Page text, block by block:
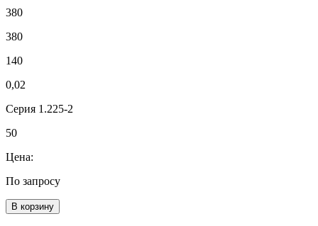
380
380
140
0,02
Серия 1.225-2
50
Цена:
По запросу
В корзину